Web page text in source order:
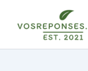
contenu